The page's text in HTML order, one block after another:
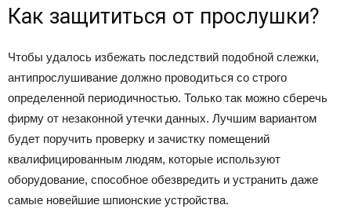
Как защититься от прослушки?
Чтобы удалось избежать последствий подобной слежки,
антипрослушивание должно проводиться со строго
определенной периодичностью. Только так можно сберечь
фирму от незаконной утечки данных. Лучшим вариантом
будет поручить проверку и зачистку помещений
квалифицированным людям, которые используют
оборудование, способное обезвредить и устранить даже
самые новейшие шпионские устройства.